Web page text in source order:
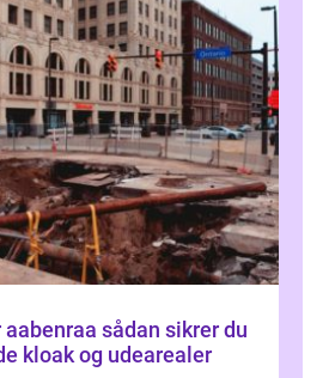
sådan sikrer du
kloak og udearealer